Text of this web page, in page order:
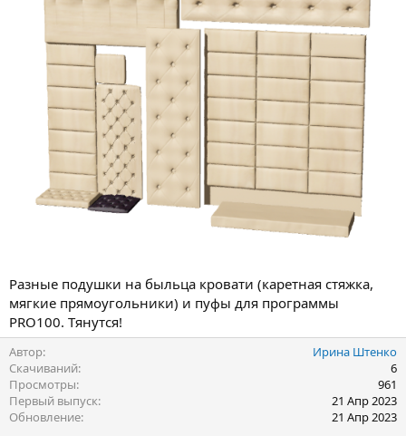
Разные подушки на быльца кровати (каретная стяжка,
мягкие прямоугольники) и пуфы для программы
PRO100. Тянутся!
Автор
Ирина Штенко
Скачиваний
6
Просмотры
961
Первый выпуск
21 Апр 2023
Обновление
21 Апр 2023